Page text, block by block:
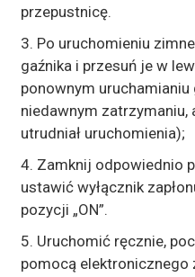
przepustnicę.
3. Po uruchomieniu
gaźnika i przesuń je w
ponownym
niedawnym zatrzymaniu,
utrudniał uruchomienia);
4. Zamknij odpowiednio
ustawić wyłącznik
pozycji „ON”.
5. Uruchomić ręcznie,
pomocą elektronicznego